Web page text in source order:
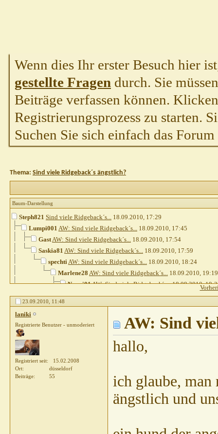
Wenn dies Ihr erster Besuch hier
gestellte Fragen durch. Sie
Beiträge verfassen können.
Registrierungsprozess zu starten.
Suchen Sie sich einfach das
Thema: Sind viele Ridgeback´s ängstlich?
Baum-Darstellung
Steph821 Sind viele Ridgeback´s... 18.09.2010, 17:29
Lumpi001 AW: Sind viele Ridgeback´s... 18.09.2010, 17:45
GastAW: Sind viele Ridgeback´s... 18.09.2010, 17:54
Saskia81 AW: Sind viele Ridgeback´s... 18.09.2010, 17:59
spechtiAW: Sind viele Ridgeback´s... 18.09.2010, 18:24
Marlene28 AW: Sind viele Ridgeback´s... 18.09.2010, 19:19
Nanni01AW: Sind viele Ridgeback´s...18.09.2010,
ChappyxxsAW: Sind viele Ridgeback´s...
Nanni01AW: Sind viele Ridgeback´s...
brockenhexlein AW: Sind viele
Sibilla Teichert AW: Sind viele
Borella
laniki AW: Sind viele
Weitere Beiträge folgen...
AW: Sind viele Ridgeback´s...18.09.2010,19:28
18.09.2010,
AW: Sind viele Ridgeback´s... 18.09.2010,
22:23
23.09.2010, 11:48
laniki
Registrierte Benutzer - unmoderiert
Registriert seit
15.02.2008
Ort
düsseldorf
Beiträge
55
AW: Sind
hallo,
ich glaube, man
ängstlich und